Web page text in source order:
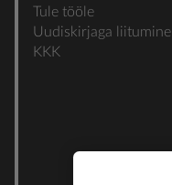
Tule tööle
Uudiskirjaga liitumine
KKK